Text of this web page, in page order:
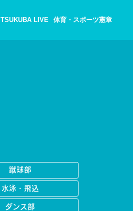
TSUKUBA LIVE 体育・スポーツ憲章
蹴球部
水泳・飛込
ダンス部